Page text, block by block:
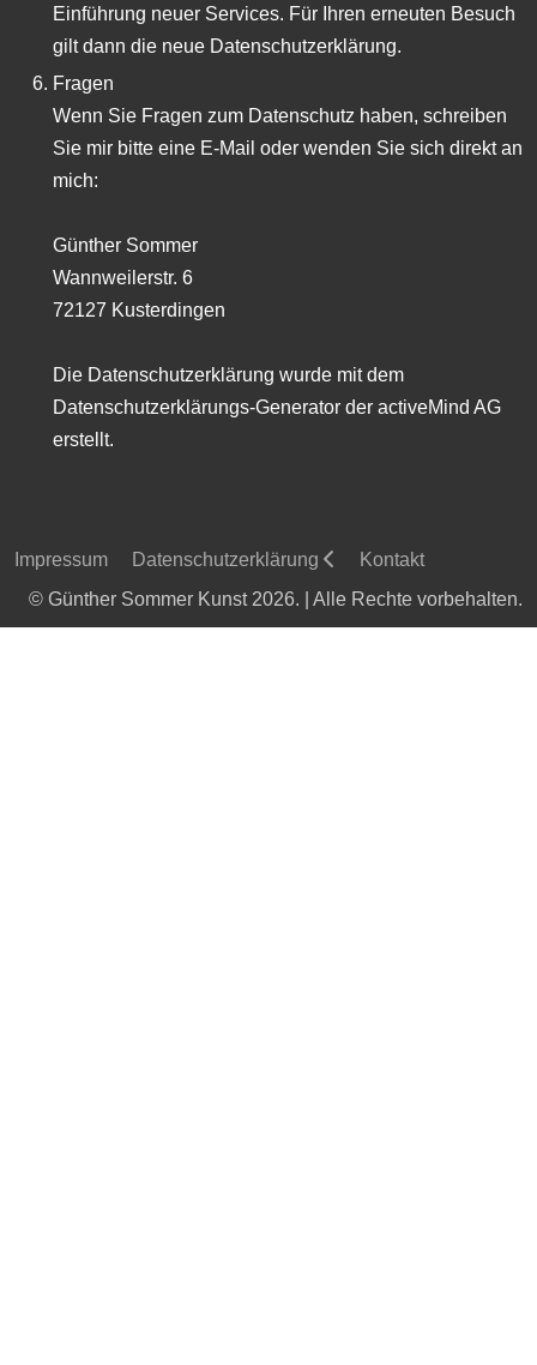
Einführung neuer Services. Für Ihren erneuten Besuch
gilt dann die neue Datenschutzerklärung.
Fragen
Wenn Sie Fragen zum Datenschutz haben, schreiben
Sie mir bitte eine E-Mail oder wenden Sie sich direkt an
mich:
Günther Sommer
Wannweilerstr. 6
72127 Kusterdingen
Die Datenschutzerklärung wurde mit dem
Datenschutzerklärungs-Generator der activeMind AG
erstellt.
Impressum Datenschutzerklärung
Kontakt
© Günther Sommer Kunst 2026. | Alle Rechte vorbehalten.